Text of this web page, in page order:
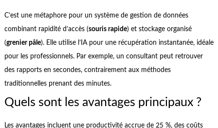
C’est une métaphore pour un système de gestion de données
combinant rapidité d’accès (souris rapide) et stockage organisé
(grenier pâle). Elle utilise l’IA pour une récupération instantanée, idéale
pour les professionnels. Par exemple, un consultant peut retrouver
des rapports en secondes, contrairement aux méthodes
traditionnelles prenant des minutes.
Quels sont les avantages principaux ?
Les avantages incluent une productivité accrue de 25 %, des coûts